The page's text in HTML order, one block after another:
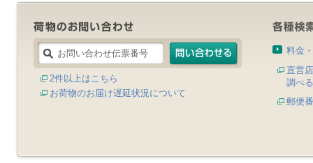
2件以上はこちら
お荷物のお届け遅延状況について
料金
直営
調べる
郵便